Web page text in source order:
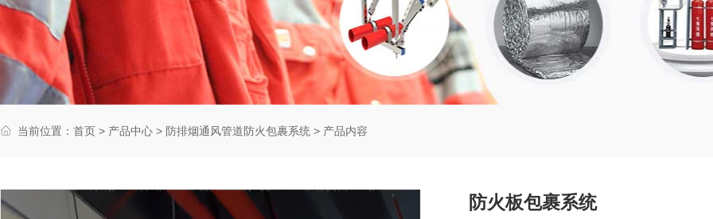
当前位置： 首页 > 产品中心 > 防排烟通风管道防火包裹系统 > 产品内容
防火板包裹系统